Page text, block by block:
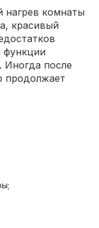
нагрев комнаты
красивый
функции
Иногда после
продолжает